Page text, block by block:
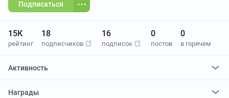
Подписаться
15К
рейтинг
18
подписчиков
16
подписок
0
постов
0
в горячем
Активность
отредактировал
Награды